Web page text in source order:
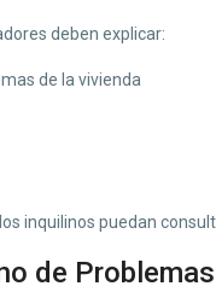
deben explicar:
de la vivienda
inquilinos puedan
de Problemas